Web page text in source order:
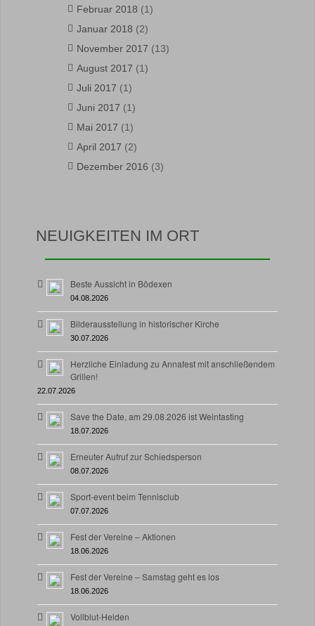
Februar 2018 (1)
Januar 2018 (2)
November 2017 (13)
August 2017 (1)
Juli 2017 (1)
Juni 2017 (1)
Mai 2017 (1)
April 2017 (2)
Dezember 2016 (3)
NEUIGKEITEN IM ORT
Beste Aussicht in Bödexen
04.08.2026
Bilderausstellung in historischer Kirche
30.07.2026
Herzliche Einladung zu Annafest mit anschließendem
Grillen!
22.07.2026
Save the Date, am 29.08.2026 ist Weintasting
18.07.2026
Erneuter Aufruf zur Schiedsperson
08.07.2026
Sport-event beim Tennisclub
07.07.2026
Fest der Vereine – Aktionen
18.06.2026
Fest der Vereine – Samstag geht es los
18.06.2026
Vollblut-Helden